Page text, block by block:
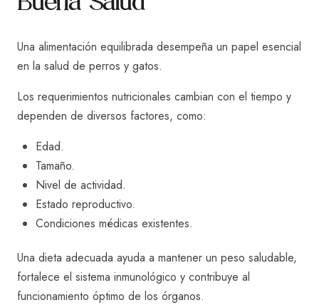
Una alimentación equilibrada desempeña un papel esencial
en la salud de perros y gatos.
Los requerimientos nutricionales cambian con el tiempo y
dependen de diversos factores, como:
Edad.
Tamaño.
Nivel de actividad.
Estado reproductivo.
Condiciones médicas existentes.
Una dieta adecuada ayuda a mantener un peso saludable,
fortalece el sistema inmunológico y contribuye al
funcionamiento óptimo de los órganos.